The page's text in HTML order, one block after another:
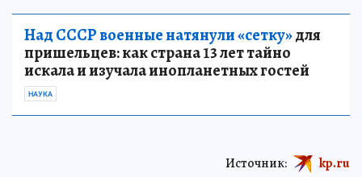
Над СССР военные натянули «сетку»для
пришельцев: как страна 13 лет тайно
искала и изучала инопланетных гостей
НАУКА
Источник: kp.ru